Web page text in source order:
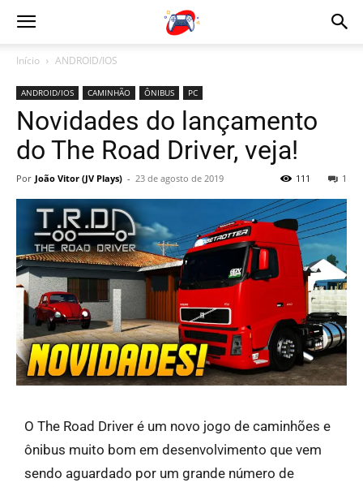
Início ANDROID/IOS
ANDROID/IOS CAMINHÃO ÔNIBUS PC
Novidades do lançamento
do The Road Driver, veja!
Por João Vitor (JV Plays) - 23 de agosto de 2019 1
111
O The Road Driver é um novo jogo de caminhões e
ônibus muito bom em desenvolvimento que vem
sendo aguardado por um grande número de